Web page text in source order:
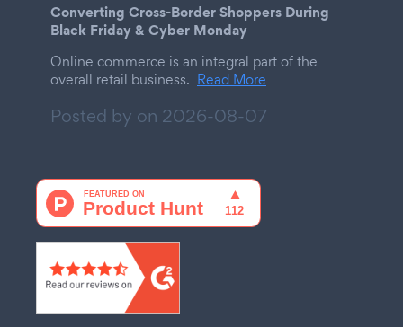
Converting Cross-Border Shoppers During
Black Friday & Cyber Monday
Online commerce is an integral part of the
overall retail business. Read More
Posted by on 2026-08-07